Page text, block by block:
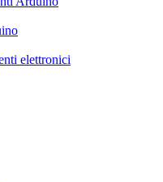
elettronici